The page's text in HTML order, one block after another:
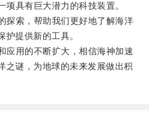
具有巨大潜力的科技装置。
索，帮助我们更好地了解海洋
护提供新的工具。
用的不断扩大，相信海神加速
之谜，为地球的未来发展做出积